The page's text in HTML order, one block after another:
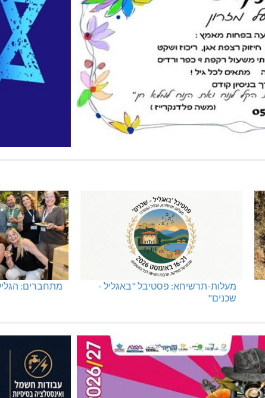
מעלות-תרשיחא: פסטיבל "באגליל -
שכנים"
מתחברים: